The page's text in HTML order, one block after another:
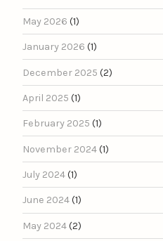
May 2026 (1)
January 2026 (1)
December 2025 (2)
April 2025 (1)
February 2025 (1)
November 2024(1)
July 2024(1)
June 2024(1)
May 2024(2)